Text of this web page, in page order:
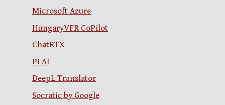
Microsoft Azure
HungaryVFR CoPilot
ChatRTX
Pi AI
DeepL Translator
Socratic by Google